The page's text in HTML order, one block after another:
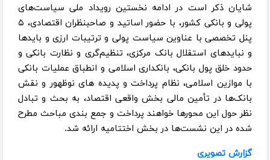
شایان ذکر است در ادامه نخستین رویداد ملی سیاست‌های
پولی و بانکی کشور، با حضور اساتید و صاحبنظران اقتصادی، ۵
پنل تخصصی با عناوین سیاست پولی و ترتیبات ارزی و بایدها
و نبایدهای استقلال بانک مرکزی، تنظیم‌گری و نظارت بانکی و
حدود خلق پول بانکی، بانکداری اسلامی و انطباق عملیات بانکی
با موازین اسلامی، نظام پرداخت و پدیده های نوظهور و نقش
بانک‌ها در تأمین مالی بخش واقعی اقتصاد، به بحث و تبادل
نظر حول این محورها خواهند پرداخت و جمع بندی مباحث مطرح
شده در این نشست‌ها در بخش اختتامیه ارائه شد.
گزارش تصویری